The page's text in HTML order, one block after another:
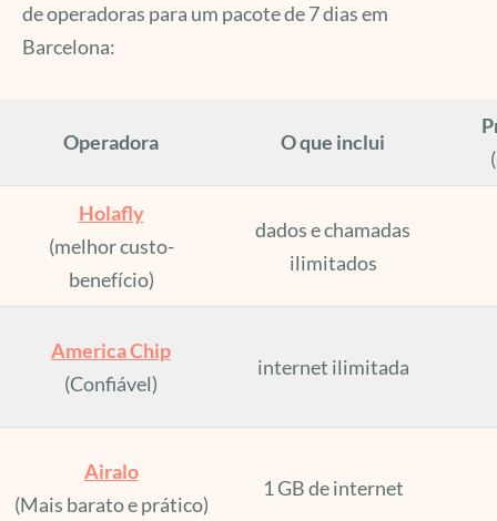
de operadoras para um pacote de 7 dias em
Barcelona:
Operadora O que inclui
Holafly
(melhor custo-
benefício)
dados e chamadas
ilimitados
America Chip
(Confiável)
internet ilimitada
Airalo
(Mais barato e prático)
1 GB de internet